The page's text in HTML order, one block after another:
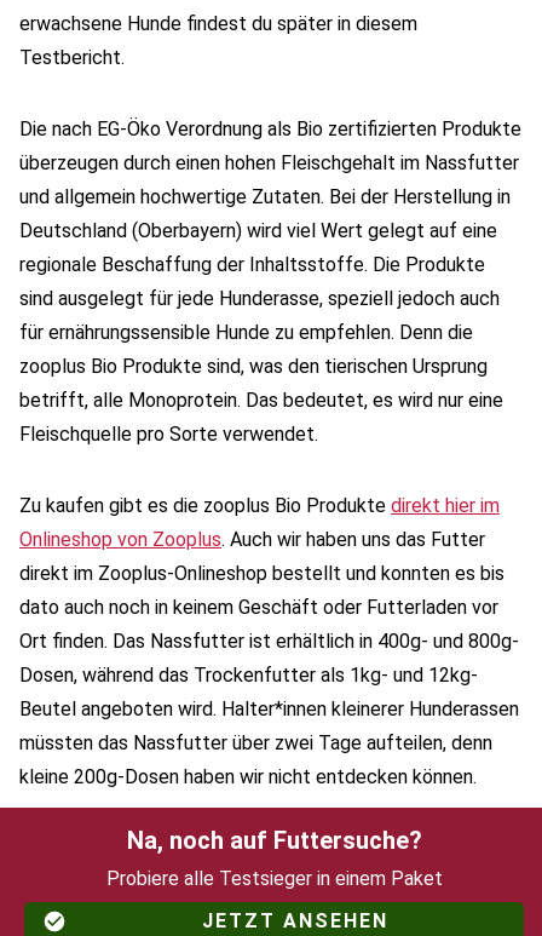
erwachsene Hunde findest du später in diesem
Testbericht.
Die nach EG-Öko Verordnung als Bio zertifizierten Produkte
überzeugen durch einen hohen Fleischgehalt im Nassfutter
und allgemein hochwertige Zutaten. Bei der Herstellung in
Deutschland (Oberbayern) wird viel Wert gelegt auf eine
regionale Beschaffung der Inhaltsstoffe. Die Produkte
sind ausgelegt für jede Hunderasse, speziell jedoch auch
für ernährungssensible Hunde zu empfehlen. Denn die
zooplus Bio Produkte sind, was den tierischen Ursprung
betrifft, alle Monoprotein. Das bedeutet, es wird nur eine
Fleischquelle pro Sorte verwendet.
Zu kaufen gibt es die zooplus Bio Produkte direkt hier im
Onlineshop von Zooplus. Auch wir haben uns das Futter
direkt im Zooplus-Onlineshop bestellt und konnten es bis
dato auch noch in keinem Geschäft oder Futterladen vor
Ort finden. Das Nassfutter ist erhältlich in 400g- und 800g-
Dosen, während das Trockenfutter als 1kg- und 12kg-
Beutel angeboten wird. Halter*innen kleinerer Hunderassen
müssten das Nassfutter über zwei Tage aufteilen, denn
kleine 200g-Dosen haben wir nicht entdecken können.
Na, noch auf Futtersuche?
Probiere alle Testsieger in einem Paket
JETZT ANSEHEN